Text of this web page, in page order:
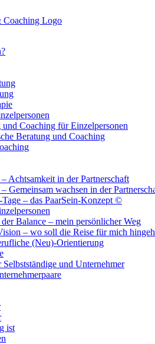
und Coaching für Einzelpersonen
Beratung und Coaching
– Achtsamkeit in der Partnerschaft
– Gemeinsam wachsen in der
Tage – das PaarSein-Konzept ©
Balance – mein persönlicher Weg
– wo soll die Reise für mich
(Neu)-Orientierung
Selbstständige und Unternehmer
ist